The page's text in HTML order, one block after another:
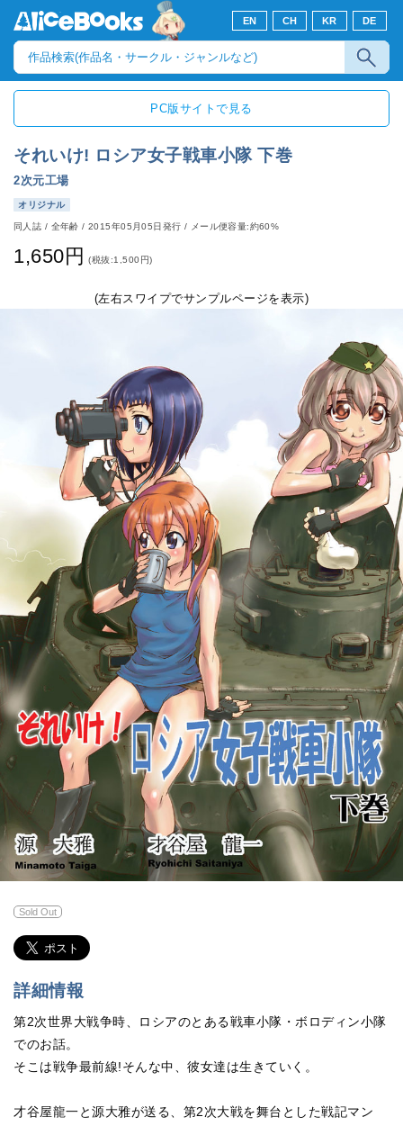
EN CH KR DE
PC版サイトで見る
それいけ! ロシア女子戦車小隊 下巻
2次元工場
オリジナル
同人誌 / 全年齢/2015年05月05日発行 / メール便容量:約60%
1,650円 (税抜:1,500円)
(左右スワイプでサンプルページを表示)
Sold Out
詳細情報
第2次世界大戦争時、ロシアのとある戦車小隊・ボロディン小隊
でのお話。
そこは戦争最前線!そんな中、彼女達は生きていく。
才谷屋龍一と源大雅が送る、第2次大戦を舞台とした戦記マン